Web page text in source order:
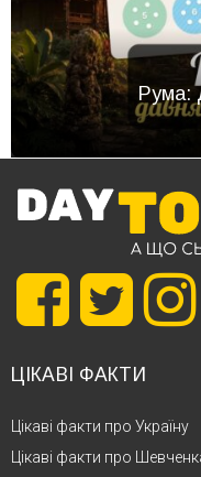
Рума:
ЦІКАВІ ФАКТИ
Цікаві факти про Україну
Цікаві факти про